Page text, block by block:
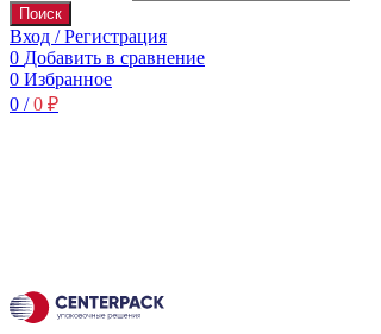
Поиск
Вход / Регистрация
0 Добавить в сравнение
0 Избранное
0 / 0 ₽